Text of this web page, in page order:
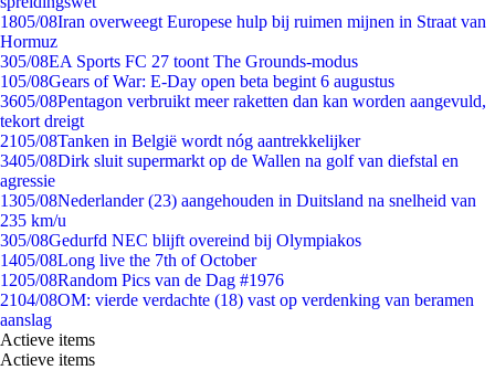
1805/08Iran overweegt Europese hulp bij ruimen mijnen in Straat van
Hormuz
305/08EA Sports FC 27 toont The Grounds-modus
105/08Gears of War: E-Day open beta begint 6 augustus
3605/08Pentagon verbruikt meer raketten dan kan worden aangevuld,
tekort dreigt
2105/08Tanken in België wordt nóg aantrekkelijker
3405/08Dirk sluit supermarkt op de Wallen na golf van diefstal en
agressie
1305/08Nederlander (23) aangehouden in Duitsland na snelheid van
235 km/u
305/08Gedurfd NEC blijft overeind bij Olympiakos
1405/08Long live the 7th of October
1205/08Random Pics van de Dag #1976
2104/08OM: vierde verdachte (18) vast op verdenking van beramen
aanslag
Actieve items
Actieve items